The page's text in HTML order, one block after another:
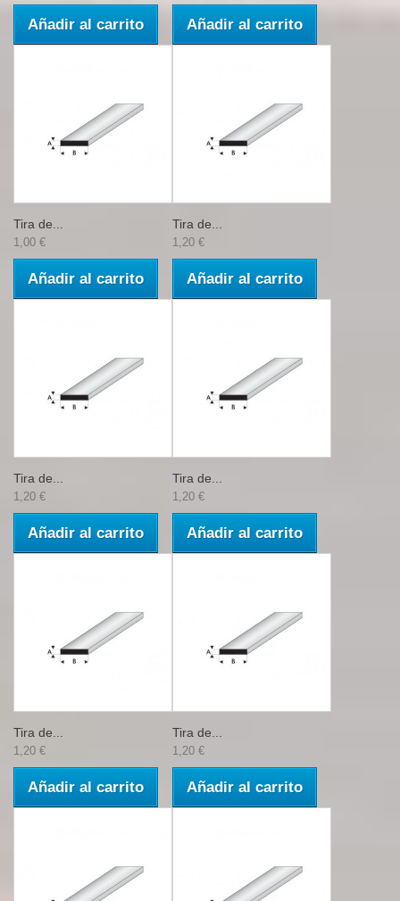
Añadir al carrito Añadir al carrito
Tira de...
1,00 €
Añadir al carrito
Tira de...
1,20 €
Añadir al carrito
Tira de...
1,20 €
Añadir al carrito
Tira de...
1,20 €
Añadir al carrito
Tira de...
1,20 €
Añadir al carrito
Tira de...
1,20 €
Añadir al carrito